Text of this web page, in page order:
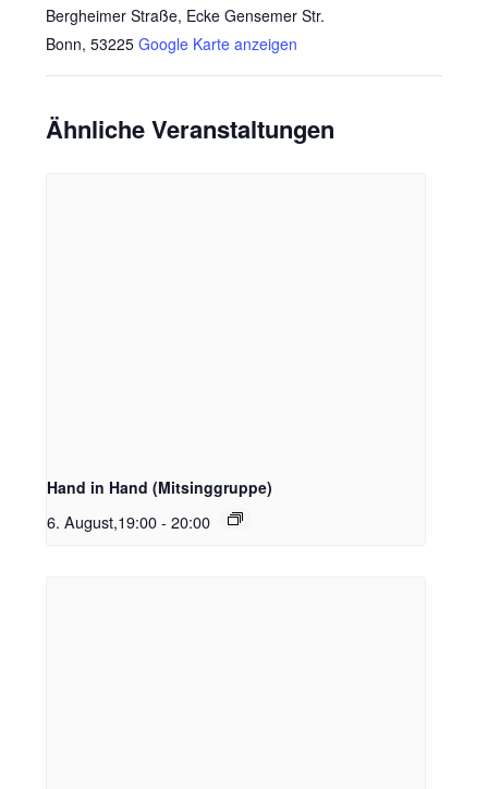
Bergheimer Straße, Ecke Gensemer Str.
Bonn, 53225 Google Karte anzeigen
Ähnliche Veranstaltungen
Hand in Hand (Mitsinggruppe)
6. August,19:00 - 20:00